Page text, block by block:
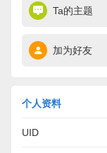
Ta的主题
加为好友
个人资料
UID